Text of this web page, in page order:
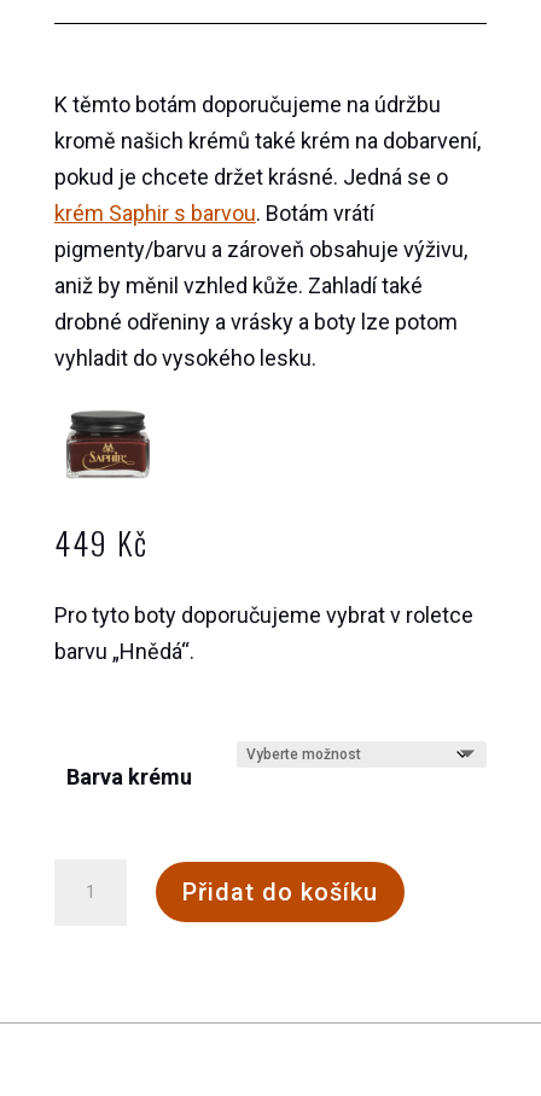
K těmto botám doporučujeme na údržbu
kromě našich krémů také krém na dobarvení,
pokud je chcete držet krásné. Jedná se o
krém Saphir s barvou. Botám vrátí
pigmenty/barvu a zároveň obsahuje výživu,
aniž by měnil vzhled kůže. Zahladí také
drobné odřeniny a vrásky a boty lze potom
vyhladit do vysokého lesku.
449 Kč
Pro tyto boty doporučujeme vybrat v roletce
barvu „Hnědá“.
Barva krému
množství
Přidat do košíku